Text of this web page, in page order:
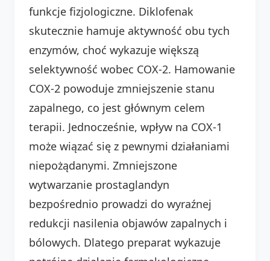
funkcje fizjologiczne. Diklofenak
skutecznie hamuje aktywność obu tych
enzymów, choć wykazuje większą
selektywność wobec COX-2. Hamowanie
COX-2 powoduje zmniejszenie stanu
zapalnego, co jest głównym celem
terapii. Jednocześnie, wpływ na COX-1
może wiązać się z pewnymi działaniami
niepożądanymi. Zmniejszone
wytwarzanie prostaglandyn
bezpośrednio prowadzi do wyraźnej
redukcji nasilenia objawów zapalnych i
bólowych. Dlatego preparat wykazuje